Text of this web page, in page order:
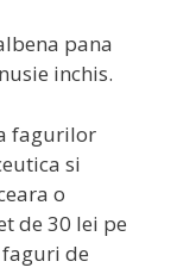
pana
inchis.
fagurilor
si
o
de 30 lei pe
de